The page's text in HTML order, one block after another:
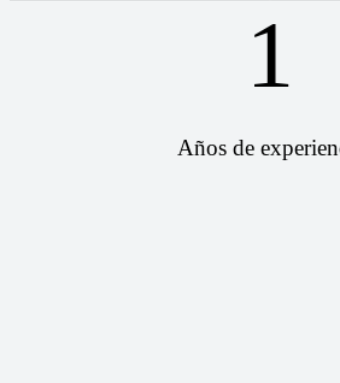
1
Años de